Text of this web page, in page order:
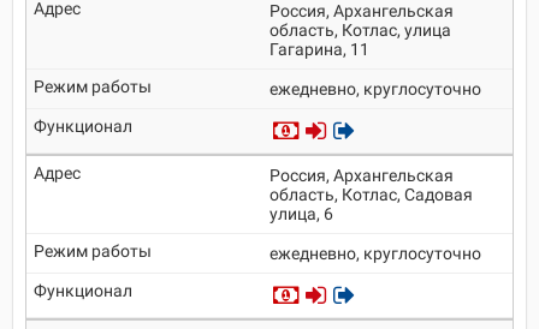
Россия, Архангельская
область, Котлас, улица
Гагарина, 11
ежедневно, круглосуточно
Россия, Архангельская
область, Котлас, Садовая
улица, 6
ежедневно, круглосуточно